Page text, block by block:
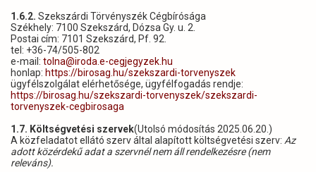
1.6.2. Szekszárdi Törvényszék Cégbírósága
Székhely: 7100 Szekszárd, Dózsa Gy. u. 2.
Postai cím: 7101 Szekszárd, Pf. 92.
tel: +36-74/505-802
e-mail: tolna@iroda.e-cegjegyzek.hu
honlap: https://birosag.hu/szekszardi-torvenyszek
ügyfélszolgálat elérhetősége, ügyfélfogadás rendje:
https://birosag.hu/szekszardi-torvenyszek/szekszardi-
torvenyszek-cegbirosaga
1.7. Költségvetési szervek(Utolsó módosítás 2025.06.20.)
A közfeladatot ellátó szerv által alapított költségvetési szerv: Az
adott közérdekű adat a szervnél nem áll rendelkezésre (nem
releváns).